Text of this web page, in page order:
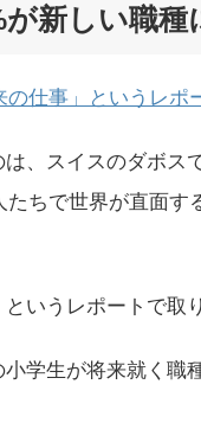
新しい職種
の仕事」というレポ
、スイスのダボス
ちで世界が直面す
いうレポートで取
学生が将来就く職